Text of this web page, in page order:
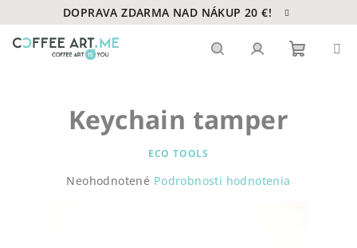
na
obsah
DOPRAVA ZDARMA NAD NÁKUP 20 €!
Keychain tamper
ECO TOOLS
Priemerné
Neohodnotené Podrobnosti hodnotenia